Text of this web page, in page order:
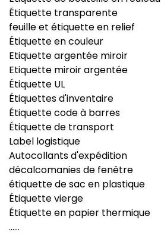
Étiquette transparente
feuille et étiquette en relief
Étiquette en couleur
Etiquette argentée miroir
Etiquette miroir argentée
Étiquette UL
Étiquettes d'inventaire
Étiquette code à barres
Étiquette de transport
Label logistique
Autocollants d'expédition
décalcomanies de fenêtre
étiquette de sac en plastique
Étiquette vierge
Étiquette en papier thermique
......